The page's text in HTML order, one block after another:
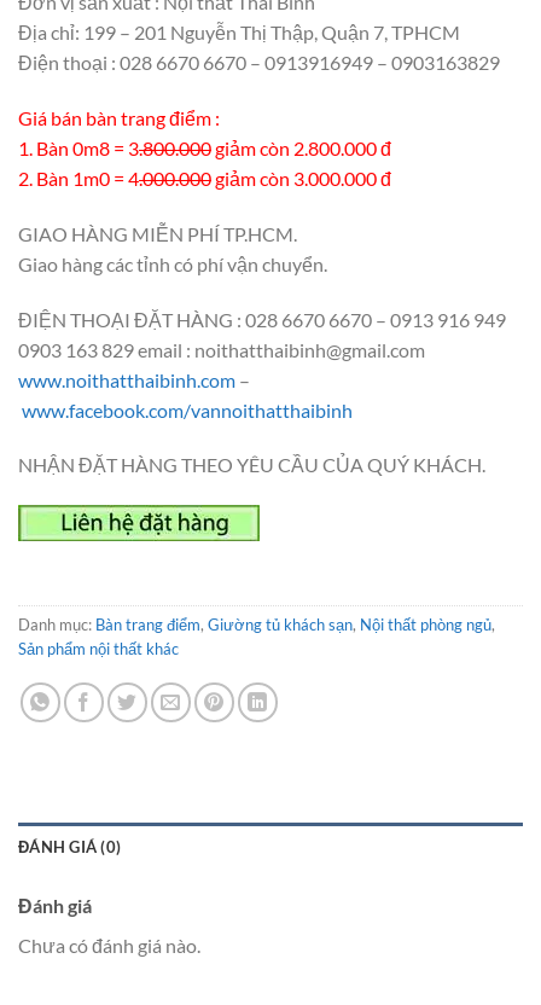
Địa chỉ: 199 – 201 Nguyễn Thị Thập, Quận 7, TPHCM
Điện thoại : 028 6670 6670 – 0913916949 – 0903163829
Giá bán bàn trang điểm :
1. Bàn 0m8 = 3.800.000giảm còn 2.800.000 đ
2. Bàn 1m0 = 4.000.000giảm còn 3.000.000 đ
GIAO HÀNG MIỄN PHÍ TP.HCM.
Giao hàng các tỉnh có phí vận chuyển.
ĐIỆN THOẠI ĐẶT HÀNG : 028 6670 6670 – 0913 916 949
0903 163 829 email : noithatthaibinh@gmail.com
www.noithatthaibinh.com –
www.facebook.com/vannoithatthaibinh
NHẬN ĐẶT HÀNG THEO YÊU CẦU CỦA QUÝ KHÁCH.
Danh mục: Bàn trang điểm, Giường tủ khách sạn, Nội thất phòng ngủ,
Sản phẩm nội thất khác
ĐÁNH GIÁ (0)
Đánh giá
Chưa có đánh giá nào.